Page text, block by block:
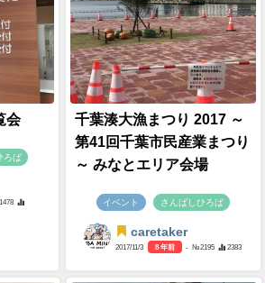
会
ろば
千葉湊大漁まつり 2017 ～
第41回千葉市民産業まつり
～ みなとエリア会場
イベント さんばしひろば
caretaker
2017/11/3 8 年前 - №2195 2383